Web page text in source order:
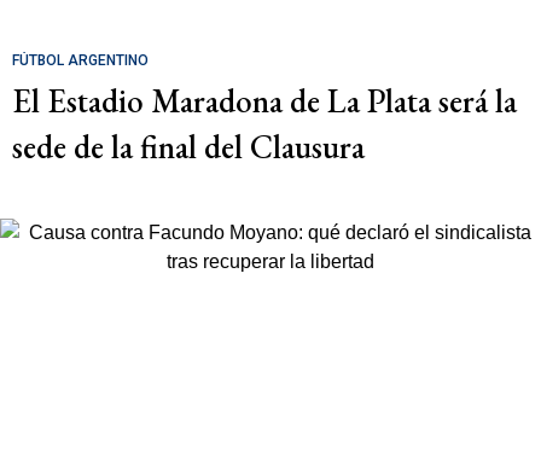
FÚTBOL ARGENTINO
El Estadio Maradona de La Plata será la
sede de la final del Clausura